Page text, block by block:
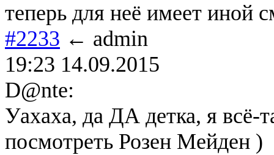
теперь для неё имеет иной
#2233 ← admin
19:23 14.09.2015
D@nte:
Уахаха, да ДА детка, я всё-
посмотреть Розен Мейден )